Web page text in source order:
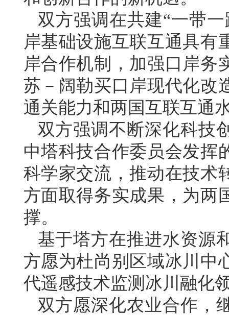
双方强调在共建“一带
岸基础设施互联互通具有
岸合作机制，加强口岸务
苏－阔勒买口岸现代化改
通关能力和两国互联互通
双方强调不断深化科技
中塔科技合作委员会发挥
科学家交流，推动在技术
方面取得务实成果，为两
撑。
基于塔方在推进水资源
方愿为杜尚别区域冰川中
代遥感技术监测冰川融化
双方愿深化农业合作，